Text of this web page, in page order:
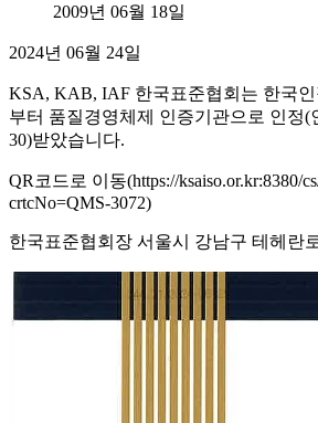
2009년 06월 18일
2024년 06월 24일
KSA, KAB, IAF 한국표준협회는 한국
부터 품질경영체제 인증기관으로 인정(
30)받았습니다.
QR코드로 이동(https://ksaiso.or.kr:8380/
crtcNo=QMS-3072)
한국표준협회장 서울시 강남구 테헤란